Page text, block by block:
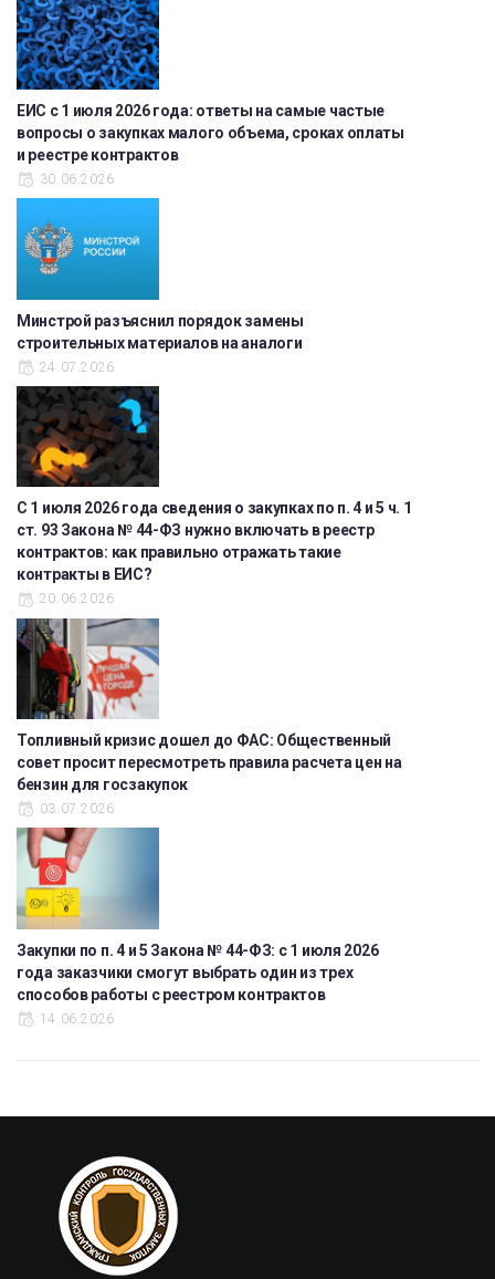
ЕИС с 1 июля 2026 года: ответы на самые частые
вопросы о закупках малого объема, сроках оплаты
и реестре контрактов
30.06.2026
Минстрой разъяснил порядок замены
строительных материалов на аналоги
24.07.2026
С 1 июля 2026 года сведения о закупках по п. 4 и 5 ч. 1
ст. 93 Закона № 44-ФЗ нужно включать в реестр
контрактов: как правильно отражать такие
контракты в ЕИС?
20.06.2026
Топливный кризис дошел до ФАС: Общественный
совет просит пересмотреть правила расчета цен на
бензин для госзакупок
03.07.2026
Закупки по п. 4 и 5 Закона № 44-ФЗ: с 1 июля 2026
года заказчики смогут выбрать один из трех
способов работы с реестром контрактов
14.06.2026